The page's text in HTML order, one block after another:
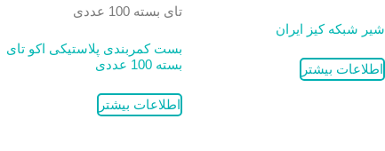
شیر شبکه کیز ایران
اطلاعات بیشتر
بست کمربندی پلاستیکی اکو تای
بسته 100 عددی
اطلاعات بیشتر